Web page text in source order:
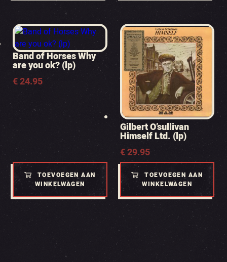
Band of Horses Why
are you ok? (lp)
€24.95
TOEVOEGEN AAN
WINKELWAGEN
Gilbert O’sullivan
Himself Ltd. (lp)
€29.95
TOEVOEGEN AAN
WINKELWAGEN